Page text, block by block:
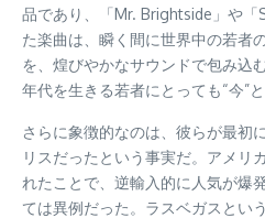
品であり、「Mr. Brightside」や
た楽曲は、瞬く間に世界中の若者
を、煌びやかなサウンドで包み
年代を生きる若者にとっても“今”
さらに象徴的なのは、彼らが最初
リスだったという事実だ。アメリ
れたことで、逆輸入的に人気が爆
ては異例だった。ラスベガスとい